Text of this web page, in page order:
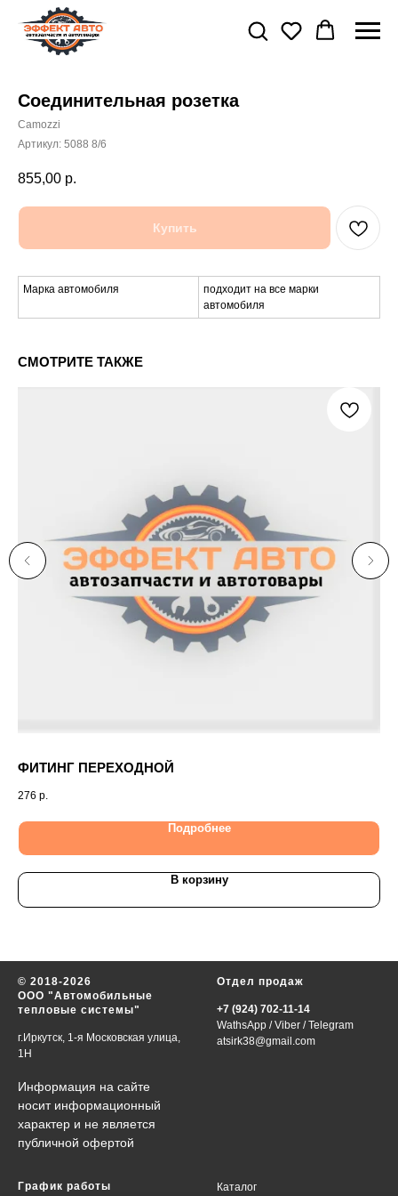
Соединительная розетка
Camozzi
Артикул: 5088 8/6
855,00 р.
Купить
Марка автомобиля
подходит на все марки
автомобиля
СМОТРИТЕ ТАКЖЕ
ФИТИНГ ПЕРЕХОДНОЙ
276 р.
Подробнее
В корзину
© 2018-2026
ООО "Автомобильные
тепловые системы"
г.Иркутск, 1-я Московская улица,
1Н
Информация на сайте
носит информационный
характер и не является
публичной офертой
Отдел продаж
+7 (924) 702-11-14
WathsApp /Viber /Telegram
atsirk38@gmail.com
График работы Каталог